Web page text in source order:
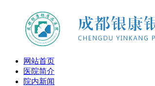
网站首页
医院简介
院内新闻